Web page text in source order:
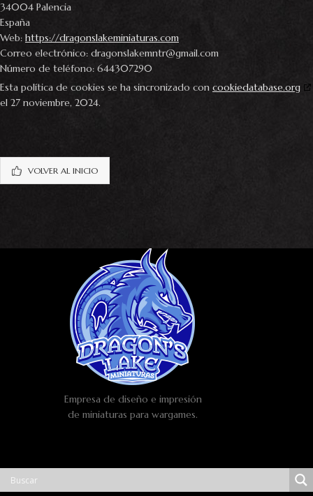
34004 Palencia
España
Web: https://dragonslakeminiaturas.com
Correo electrónico: dragonslakemntr@gmail.com
Número de teléfono: 644307290
Esta política de cookies se ha sincronizado con cookiedatabase.org
el 27 noviembre, 2024.
VOLVER AL INICIO
Empresa de diseño e impresión
de miniaturas para wargames.